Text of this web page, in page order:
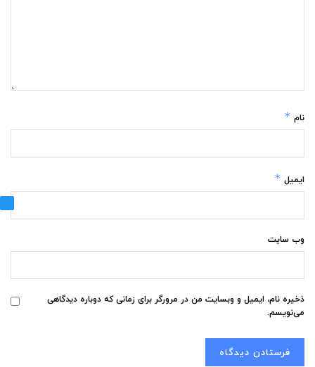
نام *
ایمیل *
وب‌ سایت
ذخیره نام، ایمیل و وبسایت من در مرورگر برای زمانی که دوباره دیدگاهی
می‌نویسم.